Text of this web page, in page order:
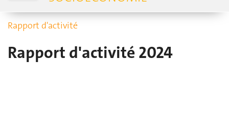
Rapport d'activité
Rapport d'activité 2024